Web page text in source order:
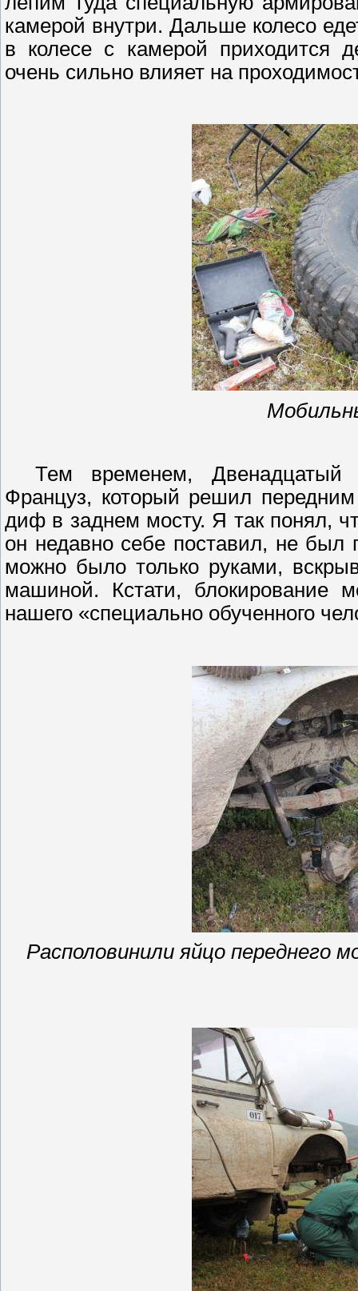
камерой внутри. Дальше колесо
в колесе с камерой приходится
очень сильно влияет на
Тем временем, Двенадцатый
Француз, который решил
диф в заднем мосту. Я так понял,
он недавно себе поставил, не был
можно было только руками,
машиной. Кстати, блокирование
нашего «специально обученного
Располовинилияйцо переднего